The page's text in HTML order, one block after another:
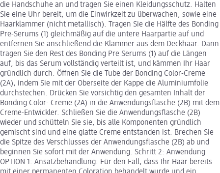
die Handschuhe an und tragen Sie einen Kleidungsschutz. Halten
Sie eine Uhr bereit, um die Einwirkzeit zu überwachen, sowie eine
Haarklammer (nicht metallisch). Tragen Sie die Hälfte des Bonding
Pre-Serums (1) gleichmäßig auf die untere Haarpartie auf und
entfernen Sie anschließend die Klammer aus dem Deckhaar. Dann
tragen Sie den Rest des Bonding Pre Serums (1) auf die Längen
auf, bis das Serum vollständig verteilt ist, und kämmen Ihr Haar
gründlich durch. Öffnen Sie die Tube der Bonding Color-Creme
(2A), indem Sie mit der Oberseite der Kappe die Aluminiumfolie
durchstechen. Drücken Sie vorsichtig den gesamten Inhalt der
Bonding Color- Creme (2A) in die Anwendungsflasche (2B) mit dem
Creme-Entwickler. Schließen Sie die Anwendungsflasche (2B)
wieder und schütteln Sie sie, bis alle Komponenten gründlich
gemischt sind und eine glatte Creme entstanden ist. Brechen Sie
die Spitze des Verschlusses der Anwendungsflasche (2B) ab und
beginnen Sie sofort mit der Anwendung. Schritt 2: Anwendung
OPTION 1: Ansatzbehandlung: Für den Fall, dass Ihr Haar bereits